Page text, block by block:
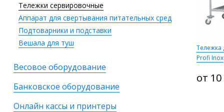
Тележки сервировочные
Аппарат для свертывания питательных сред
Подтоварники и подставки
Вешала для туш
Весовое оборудование
Банковское оборудование
Онлайн кассы и принтеры
Тележка
Profi Inox
от